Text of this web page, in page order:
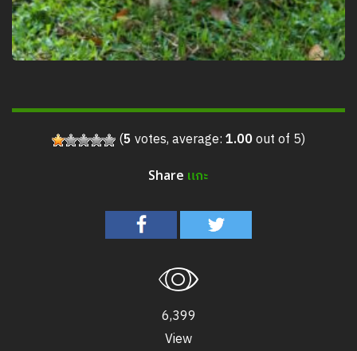
(5 votes, average:1.00out of 5)
Share แกะ
6,399
View